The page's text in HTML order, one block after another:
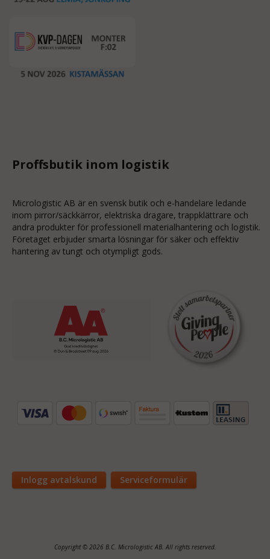
Proffsbutik inom logistik
Micrologistic AB är en svensk butik och e-handelare ledande
inom pirror/säckkärror, elektriska dragare, trappklättrare och
andra produkter för professionell materialhantering och logistik.
Företaget erbjuder smarta lösningar för säker och effektiv
hantering av tungt och otympligt gods.
Inlogg avtalskund Serviceformulär
Copyright © 2026 B.C. Micrologistic AB. All rights reserved.